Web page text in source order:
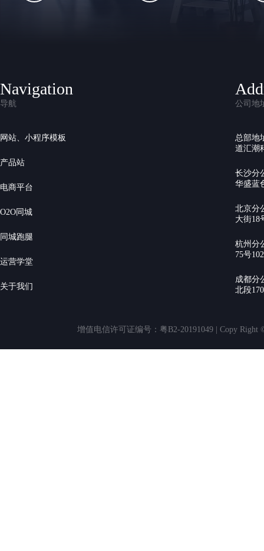
Navigation
导航
网站、小程序模板
产品站
电商平台
O2O同城
同城跑腿
运营学堂
关于我们
公司地
总部地
道汇潮
长沙分
华盛蓝
北京分
大街18
杭州分
75号
成都分
北段
增值电信许可证编号：粤B2-20191049 | Copy